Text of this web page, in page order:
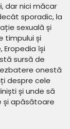
dar nici măcar
sporadic, la
sexuală și
timpului și
își
sursă de
onestă
despre cele
și unde să
și apăsătoare